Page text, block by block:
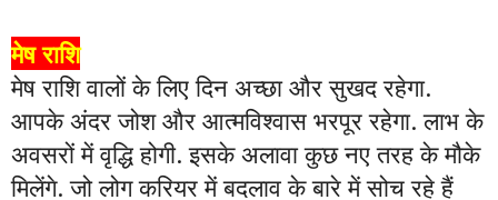
मेष राशि
मेष राशि वालों के लिए दिन अच्छा और सुखद रहेगा.
आपके अंदर जोश और आत्मविश्वास भरपूर रहेगा. लाभ के
अवसरों में वृद्धि होगी. इसके अलावा कुछ नए तरह के मौके
मिलेंगे. जो लोग करियर में बदलाव के बारे में सोच रहे हैं